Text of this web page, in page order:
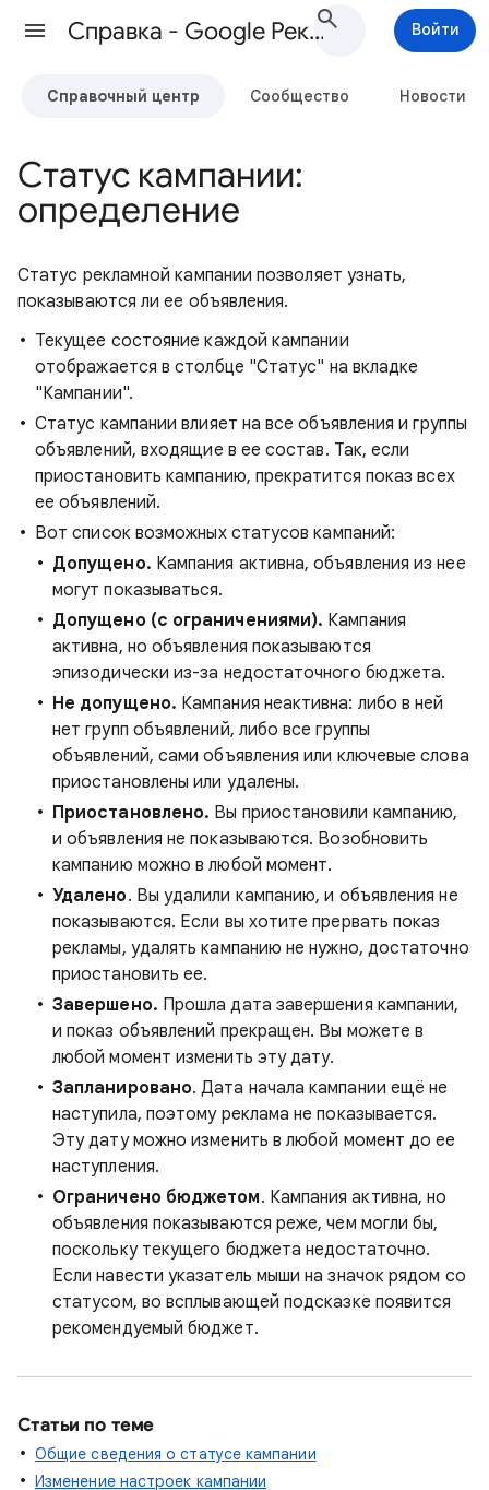
Cправка - Google Реклама Войти
Справочный центр Сообщество Новости
Статус кампании:
определение
Статус рекламной кампании позволяет узнать,
показываются ли ее объявления.
Текущее состояние каждой кампании
отображается в столбце "Статус" на вкладке
"Кампании".
Статус кампании влияет на все объявления и группы
объявлений, входящие в ее состав. Так, если
приостановить кампанию, прекратится показ всех
ее объявлений.
Вот список возможных статусов кампаний:
Допущено. Кампания активна, объявления из нее
могут показываться.
Допущено (с ограничениями). Кампания
активна, но объявления показываются
эпизодически из-за недостаточного бюджета.
Не допущено. Кампания неактивна: либо в ней
нет групп объявлений, либо все группы
объявлений, сами объявления или ключевые слова
приостановлены или удалены.
Приостановлено. Вы приостановили кампанию,
и объявления не показываются. Возобновить
кампанию можно в любой момент.
Удалено. Вы удалили кампанию, и объявления не
показываются. Если вы хотите прервать показ
рекламы, удалять кампанию не нужно, достаточно
приостановить ее.
Завершено. Прошла дата завершения кампании,
и показ объявлений прекращен. Вы можете в
любой момент изменить эту дату.
Запланировано. Дата начала кампании ещё не
наступила, поэтому реклама не показывается.
Эту дату можно изменить в любой момент до ее
наступления.
Ограничено бюджетом. Кампания активна, но
объявления показываются реже, чем могли бы,
поскольку текущего бюджета недостаточно.
Если навести указатель мыши на значок рядом со
статусом, во всплывающей подсказке появится
рекомендуемый бюджет.
Статьи по теме
Общие сведения о статусе кампании
Изменение настроек кампании